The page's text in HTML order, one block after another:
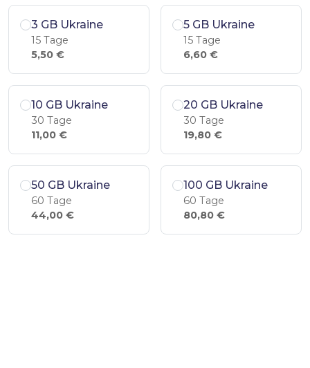
3 GB Ukraine
15 Tage
5,50 €
5 GB Ukraine
15 Tage
6,60 €
10 GB Ukraine
30 Tage
11,00 €
20 GB Ukraine
30 Tage
19,80 €
50 GB Ukraine
60 Tage
44,00 €
100 GB Ukraine
60 Tage
80,80 €